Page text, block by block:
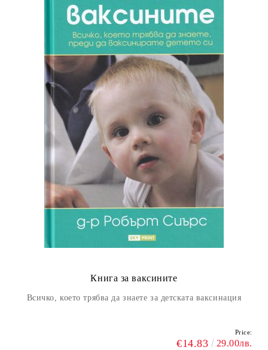
Книга за ваксините
Всичко, което трябва да знаете за детската ваксинация
Price:
€14.83 29.00лв.